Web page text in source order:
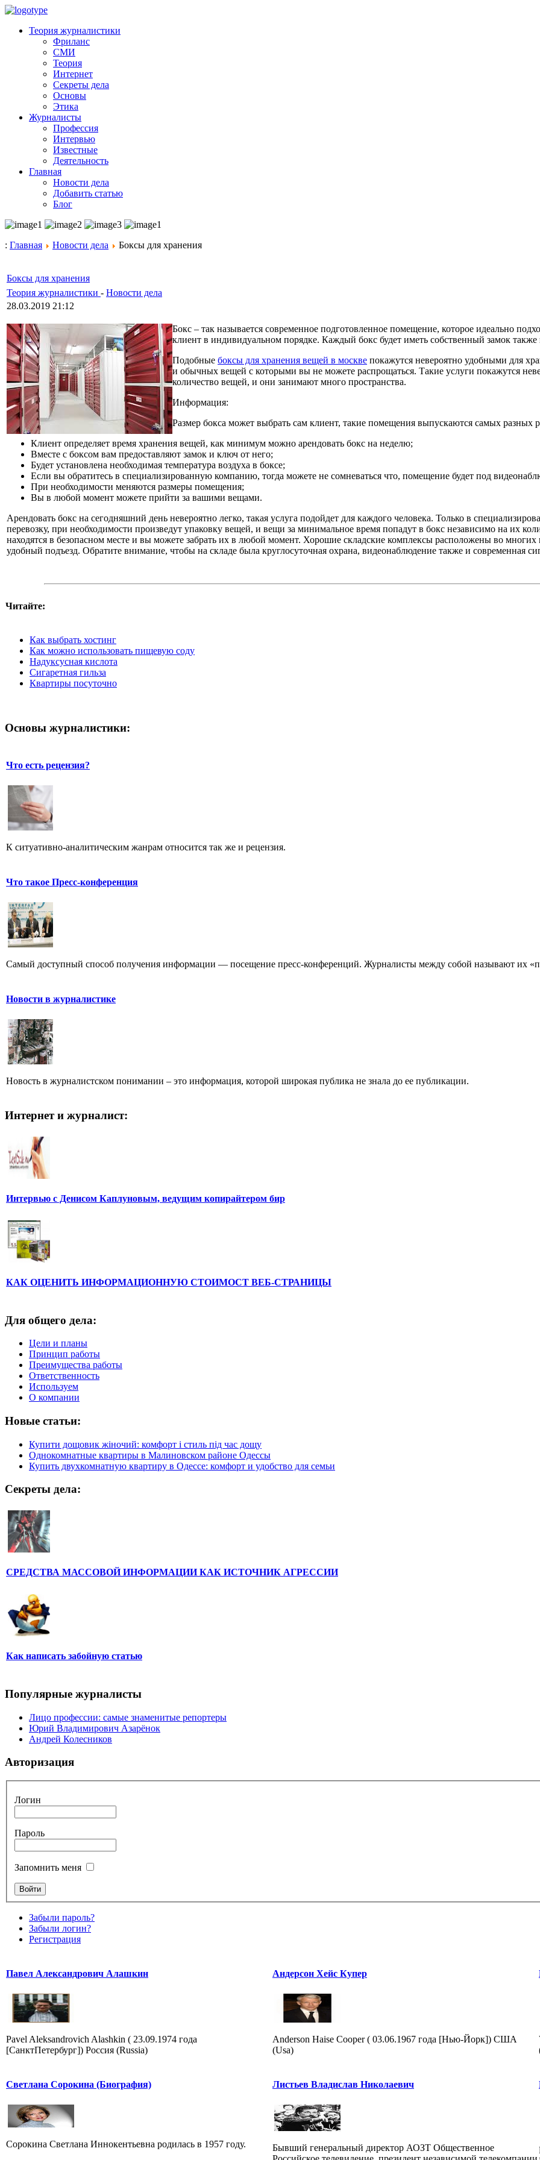
Теория журналистики
Фриланс
СМИ
Теория
Интернет
Секреты дела
Основы
Этика
Журналисты
Профессия
Интервью
Известные
Деятельность
Главная
Новости дела
Добавить статью
Блог
: Главная Новости дела Боксы для хранения
Боксы для хранения
Теория журналистики - Новости дела
28.03.2019 21:12
Бокс – так называется современное подготовленное помещение, которое идеально
клиент в индивидуальном порядке. Каждый бокс будет иметь собственный замок
Подобные боксы для хранения вещей в москве покажутся невероятно удобными для
и обычных вещей с которыми вы не можете распрощаться. Такие услуги покажутся
количество вещей, и они занимают много пространства.
Информация:
Размер бокса может выбрать сам клиент, такие помещения выпускаются самых разных
Клиент определяет время хранения вещей, как минимум можно арендовать бокс на неделю;
Вместе с боксом вам предоставляют замок и ключ от него;
Будет установлена необходимая температура воздуха в боксе;
Если вы обратитесь в специализированную компанию, тогда можете не сомневаться что, помещение будет под
При необходимости меняются размеры помещения;
Вы в любой момент можете прийти за вашими вещами.
Арендовать бокс на сегодняшний день невероятно легко, такая услуга подойдет для каждого человека. Только в
перевозку, при необходимости произведут упаковку вещей, и вещи за минимальное время попадут в бокс независимо на их
находятся в безопасном месте и вы можете забрать их в любой момент. Хорошие складские комплексы расположены во
удобный подъезд. Обратите внимание, чтобы на складе была круглосуточная охрана, видеонаблюдение также и современная
Читайте:
Как выбрать хостинг
Как можно использовать пищевую соду
Надуксусная кислота
Сигаретная гильза
Квартиры посуточно
Основы журналистики:
Что есть рецензия?
К ситуативно-аналитическим жанрам относится так же и рецензия.
Что такое Пресс-конференция
Самый доступный способ получения информации — посещение пресс-конференций. Журналисты между собой называют их
Новости в журналистике
Новость в журналистском понимании – это информация, которой широкая публика не знала до ее публикации.
Интернет и журналист:
Интервью с Денисом Каплуновым, ведущим копирайтером бир
КАК ОЦЕНИТЬ ИНФОРМАЦИОННУЮ СТОИМОСТ ВЕБ-СТРАНИЦЫ
Для общего дела:
Цели и планы
Принцип работы
Преимущества работы
Ответственность
Используем
О компании
Новые статьи:
Купити дощовик жіночий: комфорт і стиль під час дощу
Однокомнатные квартиры в Малиновском районе Одессы
Купить двухкомнатную квартиру в Одессе: комфорт и удобство для семьи
Секреты дела:
СРЕДСТВА МАССОВОЙ ИНФОРМАЦИИ КАК ИСТОЧНИК АГРЕССИИ
Как написать забойную статью
Популярные журналисты
Лицо профессии: самые знаменитые репортеры
Юрий Владимирович Азарёнок
Андрей Колесников
Авторизация
Логин
Пароль
Запомнить меня
Забыли пароль?
Забыли логин?
Регистрация
Павел Александрович Алашкин
Pavel Aleksandrovich Alashkin ( 23.09.1974 года
[СанктПетербург]) Россия (Russia)
Андерсон Хейс Купер
Anderson Haise Cooper ( 03.06.1967 года [Нью-Йорк]) США
(Usa)
Светлана Сорокина (Биография)
Сорокина Светлана Иннокентьевна родилась в 1957 году.
Листьев Владислав Николаевич
Бывший генеральный директор АОЗТ Общественное